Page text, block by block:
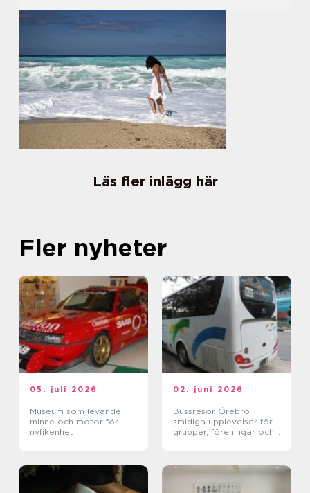
Läs fler inlägg här
Fler nyheter
05. juli 2026
Museum som levande
minne och motor för
nyfikenhet
02. juni 2026
Bussresor Örebro
smidiga upplevelser för
grupper, föreningar och